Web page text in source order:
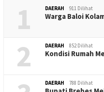
1 DAERAH 911 Dilihat
Warga Baloi
2 DAERAH 852 Dilihat
Kondisi Rumah
DAERAH 788 Dilihat